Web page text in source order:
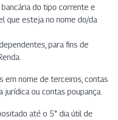
do tipo corrente e
que esteja no nome do/da
para fins de
em nome de terceiros, contas
jurídica ou contas poupança.
até o 5° dia útil de